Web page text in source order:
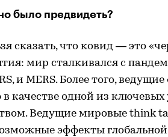
было предвидеть?
сказать, что ковид — это
мир сталкивался с
и MERS. Более того,
качестве одной из ключевых
Ведущие мировые think
эффекты